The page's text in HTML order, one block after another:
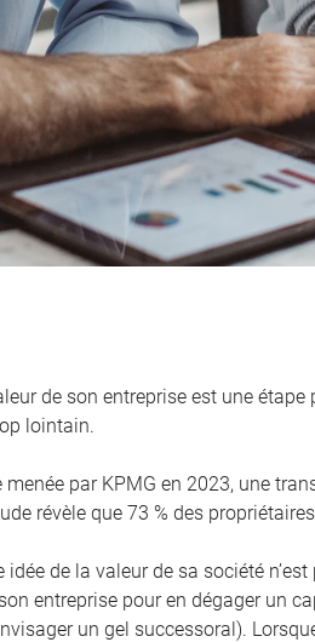
de son entreprise est une
lointain.
menée par KPMG en 2023, une
révèle que 73 % des
idée de la valeur de sa société
entreprise pour en dégager un
un gel successoral).